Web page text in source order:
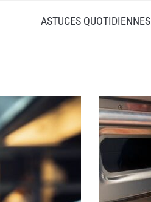
ASTUCES QUOTIDIENNES